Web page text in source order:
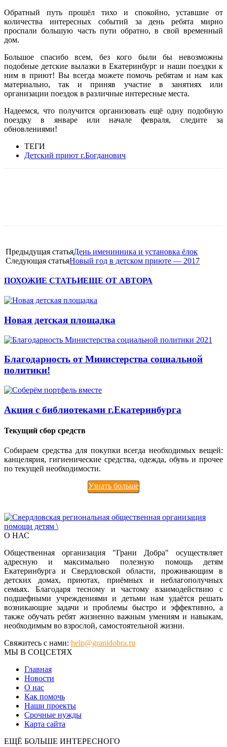
Обратный путь прошёл тихо и спокойно, уставшие от
количества интересных событий за день ребята мирно
проспали большую часть пути обратно, в свой временный
дом.
Большое спасибо всем, без кого были бы невозможны
подобные детские вылазки в Екатеринбург и наши поездки к
ним в приют! Вы всегда можете помочь ребятам и нам как
материально, так и приняв участие в занятиях или
организации поездок в различные интересные места.
Надеемся, что получится организовать ещё одну подобную
поездку в январе или начале февраля, следите за
обновлениями!
ТЕГИ
Детский приют г.Богданович
Предыдущая статьяДень именинника и установка ёлок
Следующая статьяНовый год в детском приюте — 2017
ПОХОЖИЕ СТАТЬИЕЩЕ ОТ АВТОРА
Новая детская площадка
Благодарность от Министерства социальной
политики!
Акция с библиотеками г.Екатеринбурга
Текущий сбор средств
Собираем средства для покупки всегда необходимых вещей:
канцелярия, гигиенические средства, одежда, обувь и прочее
по текущей необходимости.
Узнать больше
О НАС
Общественная организация "Грани Добра" осуществляет
адресную и максимально полезную помощь детям
Екатеринбурга и Свердловской области, проживающим в
детских домах, приютах, приёмных и неблагополучных
семьях. Благодаря тесному и частому взаимодействию с
подшефными учреждениями и детьми нам удаётся решать
возникающие задачи и проблемы быстро и эффективно, а
также обучать ребят жизненно важным умениям и навыкам,
необходимым во взрослой, самостоятельной жизни.
Свяжитесь с нами: help@granidobra.ru
МЫ В СОЦСЕТЯХ
Главная
Новости
О нас
Как помочь
Наши проекты
Срочные нужды
Карта сайта
ЕЩЁ БОЛЬШЕ ИНТЕРЕСНОГО